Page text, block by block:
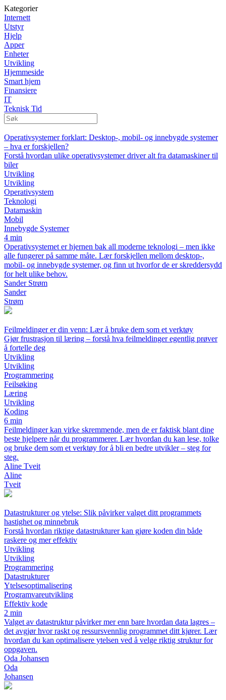
Kategorier
Internett
Utstyr
Hjelp
Apper
Enheter
Utvikling
Hjemmeside
Smart hjem
Finansiere
IT
Teknisk Tid
Operativsystemer forklart: Desktop-, mobil- og innebygde systemer
– hva er forskjellen?
Forstå hvordan ulike operativsystemer driver alt fra datamaskiner til
biler
Utvikling
Utvikling
Operativsystem
Teknologi
Datamaskin
Mobil
Innebygde Systemer
4 min
Operativsystemet er hjernen bak all moderne teknologi – men ikke
alle fungerer på samme måte. Lær forskjellen mellom desktop-,
mobil- og innebygde systemer, og finn ut hvorfor de er skreddersydd
for helt ulike behov.
Sander Strøm
Sander
Strøm
Feilmeldinger er din venn: Lær å bruke dem som et verktøy
Gjør frustrasjon til læring – forstå hva feilmeldinger egentlig prøver
å fortelle deg
Utvikling
Utvikling
Programmering
Feilsøking
Læring
Utvikling
Koding
6 min
Feilmeldinger kan virke skremmende, men de er faktisk blant dine
beste hjelpere når du programmerer. Lær hvordan du kan lese, tolke
og bruke dem som et verktøy for å bli en bedre utvikler – steg for
steg.
Aline Tveit
Aline
Tveit
Datastrukturer og ytelse: Slik påvirker valget ditt programmets
hastighet og minnebruk
Forstå hvordan riktige datastrukturer kan gjøre koden din både
raskere og mer effektiv
Utvikling
Utvikling
Programmering
Datastrukturer
Ytelsesoptimalisering
Programvareutvikling
Effektiv kode
2 min
Valget av datastruktur påvirker mer enn bare hvordan data lagres –
det avgjør hvor raskt og ressursvennlig programmet ditt kjører. Lær
hvordan du kan optimalisere ytelsen ved å velge riktig struktur for
oppgaven.
Oda Johansen
Oda
Johansen